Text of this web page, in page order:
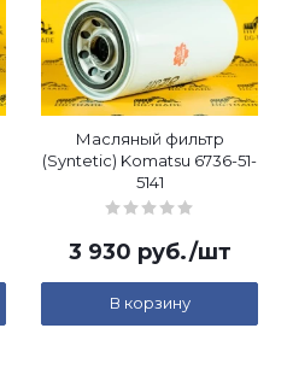
Масляный фильтр
(Syntetic) Komatsu 6736-51-
5141
3 930 руб./шт
В корзину